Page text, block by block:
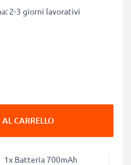
2-3 giorni lavorativi
CARRELLO
1x Batteria 700mAh